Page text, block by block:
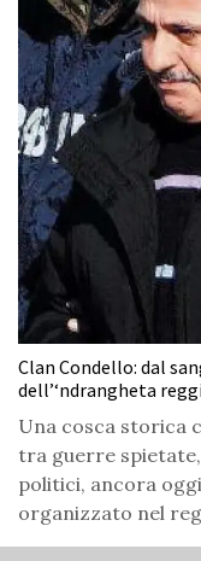
Clan Condello: dal
dell’‘ndrangheta
Una cosca storica
tra guerre
politici, ancora
organizzato nel